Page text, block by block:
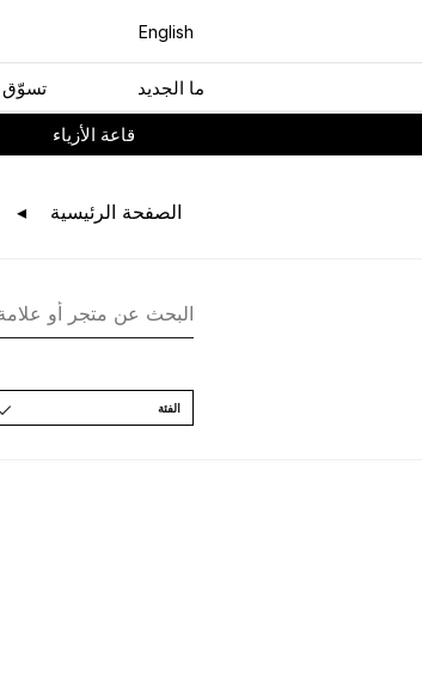
English
ﻣﺎ اﻟﺠﺪﻳﺪ ﺗﺴﻮّﻕ
ﻗﺎﻋﺔ اﻷﺯﻳﺎء
اﻟﺼﻔﺤﺔ اﻟﺮﺋﻴﺴﻴﺔ
اﻟﻔﺌﺔ